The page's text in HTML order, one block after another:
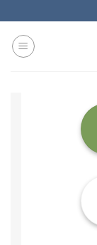
content